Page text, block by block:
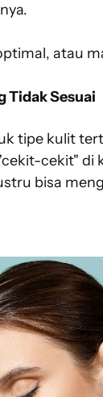
atau
Tidak Sesuai
tipe kulit
cekit" di
bisa